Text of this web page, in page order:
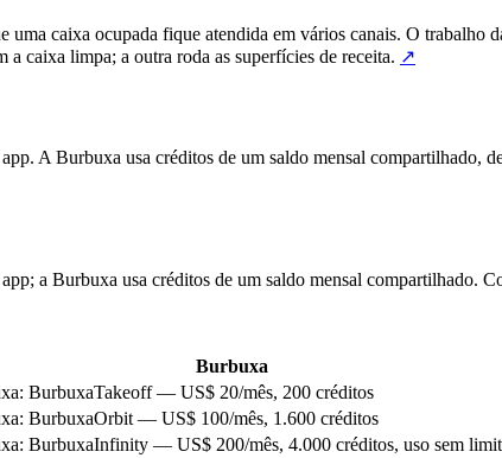
caixa ocupada fique atendida em vários canais. O trabalho
caixa limpa; a outra roda as superfícies de receita. ↗
A Burbuxa usa créditos de um saldo mensal compartilhado,
a Burbuxa usa créditos de um saldo mensal compartilhado.
Burbuxa
: BurbuxaTakeoff — US$ 20/mês, 200 créditos
: BurbuxaOrbit — US$ 100/mês, 1.600 créditos
: BurbuxaInfinity — US$ 200/mês, 4.000 créditos, uso sem